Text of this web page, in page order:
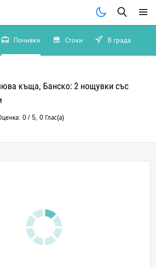
Почивки Стоки В града
къща, Банско: 2 нощувки със
0 /5,0 Глас(а)